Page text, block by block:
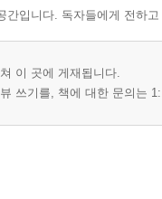
간입니다. 독자들에게 전하
이 곳에 게재됩니다.
쓰기를, 책에 대한 문의는